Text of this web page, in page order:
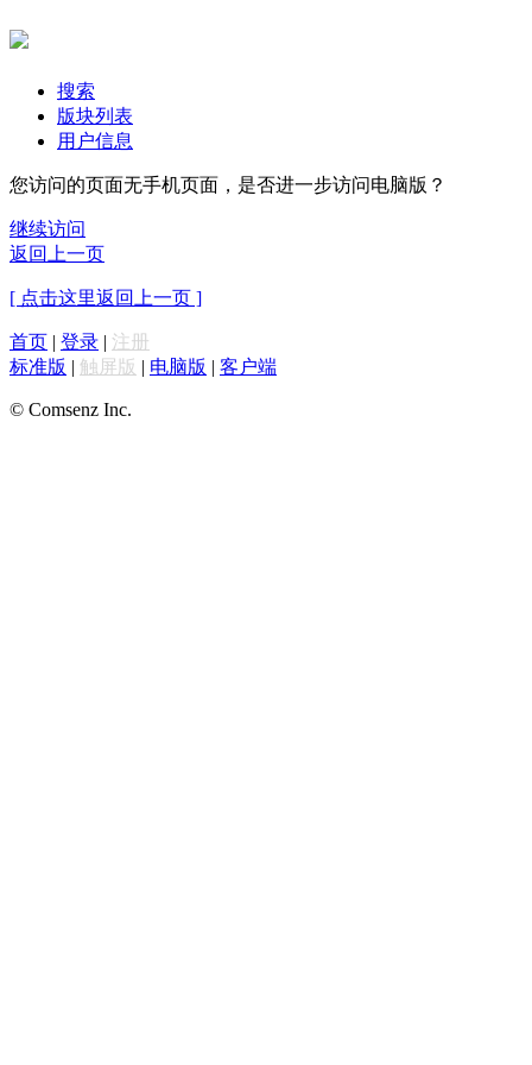
搜索
版块列表
用户信息
您访问的页面无手机页面，是否进一步访问电脑版？
继续访问
返回上一页
[ 点击这里返回上一页 ]
首页 | 登录 | 注册
标准版 | 触屏版 | 电脑版 | 客户端
© Comsenz Inc.